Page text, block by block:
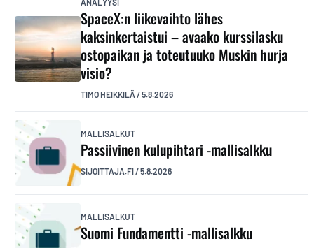
ANALYYSI
SpaceX:n liikevaihto lähes
kaksinkertaistui – avaako kurssilasku
ostopaikan ja toteutuuko Muskin hurja
visio?
TIMO HEIKKILÄ /5.8.2026
MALLISALKUT
Passiivinen kulupihtari -mallisalkku
SIJOITTAJA.FI/5.8.2026
MALLISALKUT
Suomi Fundamentti -mallisalkku